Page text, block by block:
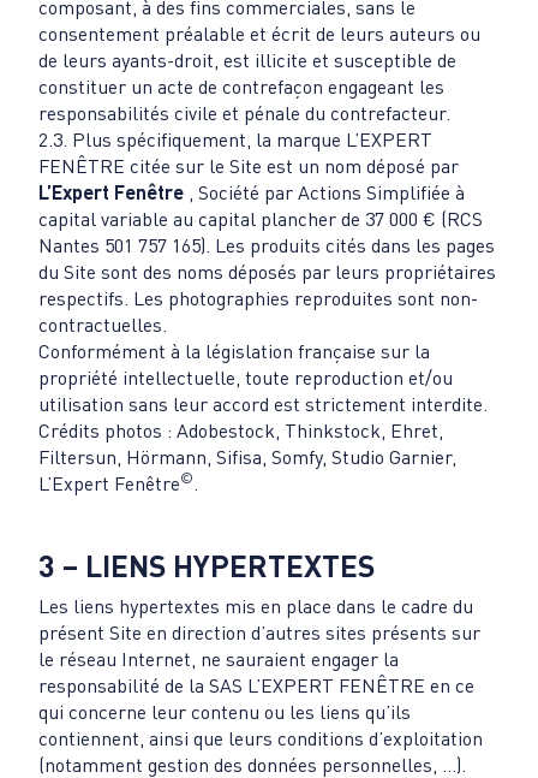
composant, à des fins commerciales, sans le
consentement préalable et écrit de leurs auteurs ou
de leurs ayants-droit, est illicite et susceptible de
constituer un acte de contrefaçon engageant les
responsabilités civile et pénale du contrefacteur.
2.3. Plus spécifiquement, la marque L’EXPERT
FENÊTRE citée sur le Site est un nom déposé par
L’Expert Fenêtre , Société par Actions Simplifiée à
capital variable au capital plancher de 37 000 € (RCS
Nantes 501 757 165). Les produits cités dans les pages
du Site sont des noms déposés par leurs propriétaires
respectifs. Les photographies reproduites sont non-
contractuelles.
Conformément à la législation française sur la
propriété intellectuelle, toute reproduction et/ou
utilisation sans leur accord est strictement interdite.
Crédits photos : Adobestock, Thinkstock, Ehret,
Filtersun, Hörmann, Sifisa, Somfy, Studio Garnier,
L’Expert Fenêtre©.
3 – LIENS HYPERTEXTES
Les liens hypertextes mis en place dans le cadre du
présent Site en direction d’autres sites présents sur
le réseau Internet, ne sauraient engager la
responsabilité de la SAS L’EXPERT FENÊTRE en ce
qui concerne leur contenu ou les liens qu’ils
contiennent, ainsi que leurs conditions d’exploitation
(notamment gestion des données personnelles, …).